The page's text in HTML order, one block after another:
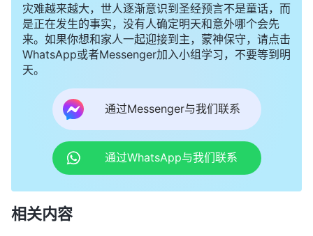
灾难越来越大，世人逐渐意识到圣经预言不是童话，而
是正在发生的事实，没有人确定明天和意外哪个会先
来。如果你想和家人一起迎接到主，蒙神保守，请点击
WhatsApp或者Messenger加入小组学习，不要等到明
天。
通过Messenger与我们联系
通过WhatsApp与我们联系
相关内容